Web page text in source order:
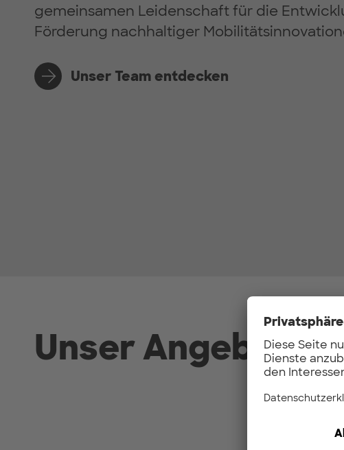
gemeinsamen Leidenschaft für die
Förderung nachhaltiger
Unser Team entdecken
Unser Angebot